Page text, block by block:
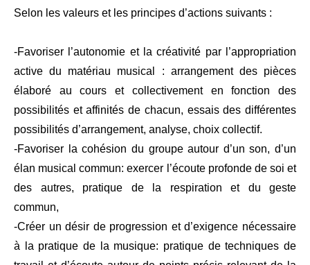
Selon les valeurs et les principes d’actions suivants :
-Favoriser l’autonomie et la créativité par l’appropriation
active du matériau musical : arrangement des pièces
élaboré au cours et collectivement en fonction des
possibilités et affinités de chacun, essais des différentes
possibilités d’arrangement, analyse, choix collectif.
-Favoriser la cohésion du groupe autour d’un son, d’un
élan musical commun: exercer l’écoute profonde de soi et
des autres, pratique de la respiration et du geste
commun,
-Créer un désir de progression et d’exigence nécessaire
à la pratique de la musique: pratique de techniques de